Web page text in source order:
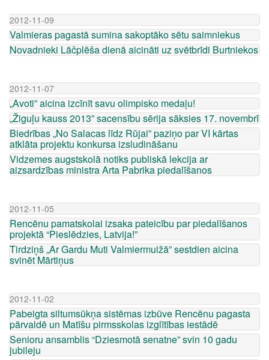
2012-11-09
Valmieras pagastā sumina sakoptāko sētu saimniekus
Novadnieki Lāčplēša dienā aicināti uz svētbrīdi Burtniekos
2012-11-07
„Avoti” aicina izcīnīt savu olimpisko medaļu!
„Žiguļu kauss 2013” sacensību sērija sāksies 17. novembrī
Biedrības „No Salacas līdz Rūjai” paziņo par VI kārtas
atklāta projektu konkursa izsludināšanu
Vidzemes augstskolā notiks publiskā lekcija ar
aizsardzības ministra Arta Pabrika piedalīšanos
2012-11-05
Rencēnu pamatskolai izsaka pateicību par piedalīšanos
projektā “Pieslēdzies, Latvija!”
Tirdziņš „Ar Gardu Muti Valmiermuižā” sestdien aicina
svinēt Mārtiņus
2012-11-02
Pabeigta siltumsūkņa sistēmas izbūve Rencēnu pagasta
pārvaldē un Matīšu pirmsskolas izglītības iestādē
Senioru ansamblis “Dziesmotā senatne” svin 10 gadu
jubileju